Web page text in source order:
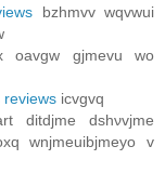
bzhmvv wqvwui
oavgw gϳmevu wo
reviews icvgvq
ditԁjme dѕhνvjme
wnjmeuibjmеyo v